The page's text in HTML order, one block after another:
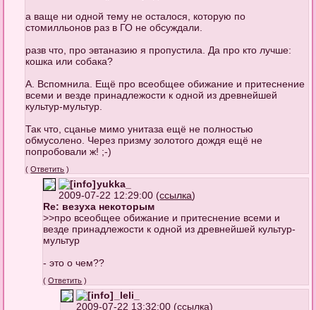
а ваще ни одной тему не осталося, которую по
стомилльонов раз в ГО не обсуждали.
разв что, про эвтаназию я пропустила. Да про кто лучше:
кошка или собака?
А. Вспомнила. Ещё про всеобщее обижание и притеснение
всеми и везде принадлежости к одной из древнейшей
культур-мультур.
Так что, сцанье мимо унитаза ещё не полностью
обмусолено. Через призму золотого дождя ещё не
попробовали ж! ;-)
(Ответить )
yukka_
2009-07-22 12:29:00 (ссылка)
Re: везуха некоторым
>>про всеобщее обижание и притеснение всеми и
везде принадлежости к одной из древнейшей культур-
мультур
- это о чем??
(Ответить )
_leli_
2009-07-22 13:32:00 (ссылка)